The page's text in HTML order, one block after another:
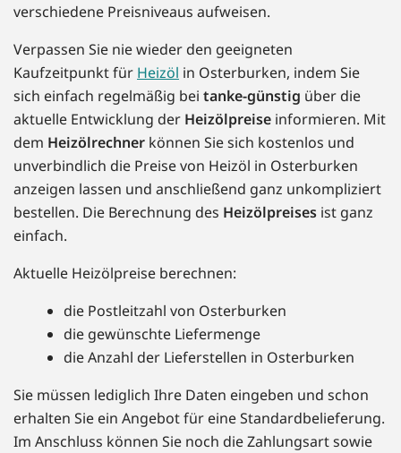
verschiedene Preisniveaus aufweisen.
Verpassen Sie nie wieder den geeigneten
Kaufzeitpunkt für Heizöl in Osterburken, indem Sie
sich einfach regelmäßig bei tanke-günstig über die
aktuelle Entwicklung der Heizölpreise informieren. Mit
dem Heizölrechner können Sie sich kostenlos und
unverbindlich die Preise von Heizöl in Osterburken
anzeigen lassen und anschließend ganz unkompliziert
bestellen. Die Berechnung des Heizölpreises ist ganz
einfach.
Aktuelle Heizölpreise berechnen:
die Postleitzahl von Osterburken
die gewünschte Liefermenge
die Anzahl der Lieferstellen in Osterburken
Sie müssen lediglich Ihre Daten eingeben und schon
erhalten Sie ein Angebot für eine Standardbelieferung.
Im Anschluss können Sie noch die Zahlungsart sowie